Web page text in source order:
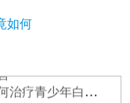
如何
法治疗无风险
疗青少年白癜风
用补骨脂祛白吗